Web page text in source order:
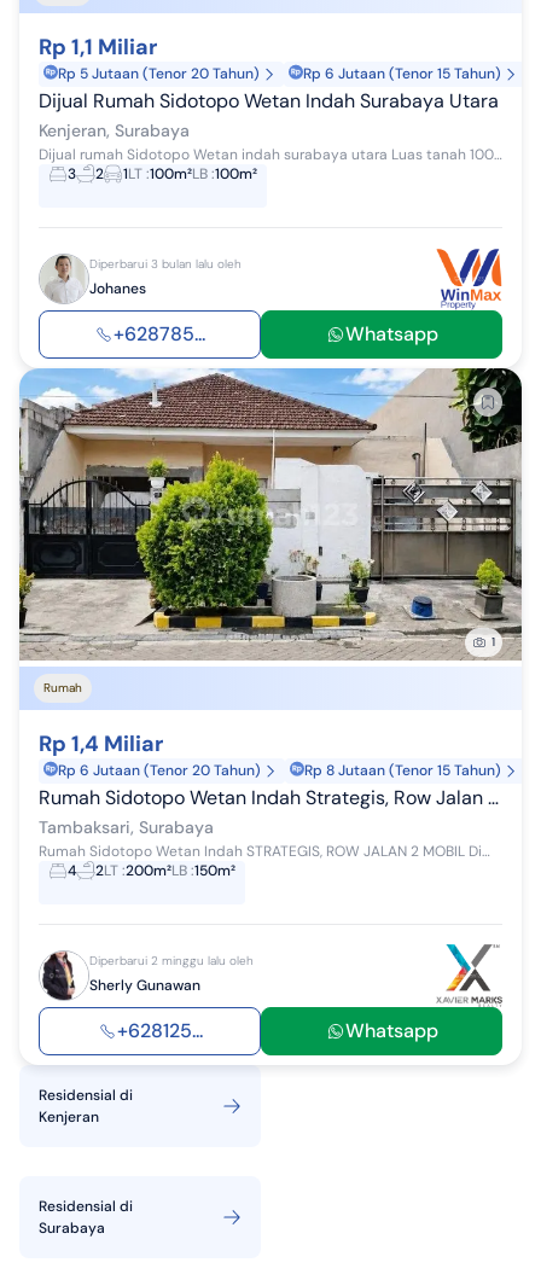
Rp 1,1 Miliar
Rp 5 Jutaan (Tenor 20 Tahun) Rp 6 Jutaan (Tenor 15 Tahun)
Dijual Rumah Sidotopo Wetan Indah Surabaya Utara
Kenjeran, Surabaya
Dijual rumah Sidotopo Wetan indah surabaya utara Luas tanah 100m2 Dimensi 5x20 Luas bangunan 100m2 1.5 lantai kamar tidur 4 kamar mandi 2 SHM ca...
3
2 1LT:100m²LB:100m²
Diperbarui 3 bulan lalu oleh
Johanes
+628785... Whatsapp
1
Rumah
Rp 1,4 Miliar
Rp 6 Jutaan (Tenor 20 Tahun) Rp 8 Jutaan (Tenor 15 Tahun)
Rumah Sidotopo Wetan Indah Strategis, Row Jalan 2 Mobil
Tambaksari, Surabaya
Rumah Sidotopo Wetan Indah STRATEGIS, ROW JALAN 2 MOBIL Dimensi: 10x20 LT: 200 LB: 150 Tingkat: 1 KT: 4 KM: 2 Hadap: Timur Listrik: 1300W Air: PDA...
4
2LT:200m²LB:150m²
Diperbarui 2 minggu lalu oleh
Sherly Gunawan
+628125... Whatsapp
Residensial di
Kenjeran
Residensial di
Surabaya